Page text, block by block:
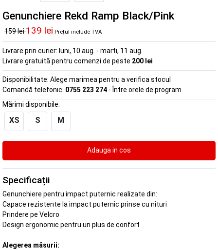
Genunchiere Rekd Ramp Black/Pink
159 lei139 lei Prețul include TVA
Livrare prin curier: luni, 10 aug. - marti, 11 aug.
Livrare gratuită pentru comenzi de peste 200 lei
Disponibilitate: Alege marimea pentru a verifica stocul
Comandă telefonic: 0755 223 274 - Între orele de program
Mărimi disponibile:
XS S M
Specificații
Genunchiere pentru impact puternic realizate din:
Capace rezistente la impact puternic prinse cu nituri
Prindere pe Velcro
Design ergonomic pentru un plus de confort
Alegerea măsurii: